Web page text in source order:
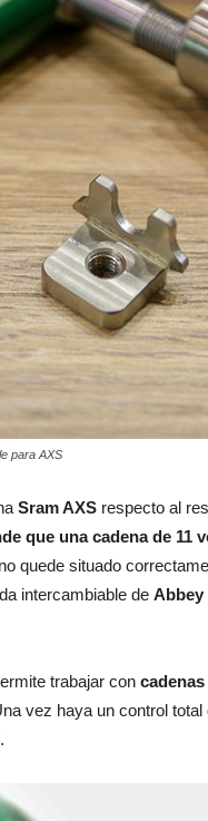
para AXS
Sram AXS respecto al
que una cadena de 11
quede situado
intercambiable de Abbey
trabajar con
vez haya un control
.